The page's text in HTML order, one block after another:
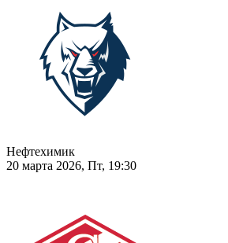
Нефтехимик
20 марта 2026, Пт, 19:30